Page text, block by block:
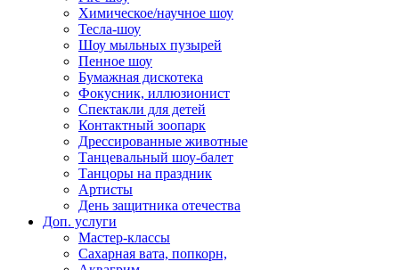
Химическое/научное шоу
Тесла-шоу
Шоу мыльных пузырей
Пенное шоу
Бумажная дискотека
Фокусник, иллюзионист
Спектакли для детей
Контактный зоопарк
Дрессированные животные
Танцевальный шоу-балет
Танцоры на праздник
Артисты
День защитника отечества
Доп. услуги
Мастер-классы
Сахарная вата, попкорн,